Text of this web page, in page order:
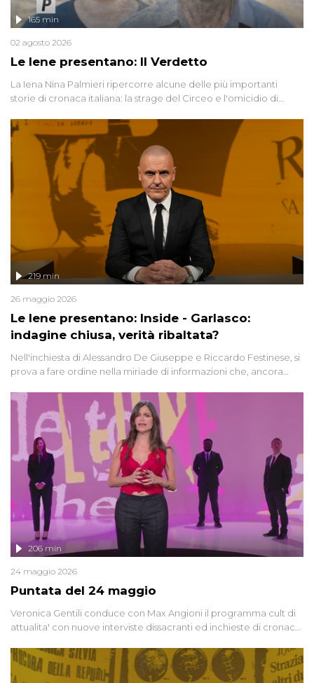
Le Iene presentano: Il Verdetto
165 min
02 agosto 2026
La Iena Nina Palmieri ripercorre alcune delle più importanti
storie di cronaca italiana: la strage del Circeo e l'omicidio di
Le Iene presentano: Inside - Garlasco:
indagine chiusa, verità ribaltata?
219 min
26 maggio 2026
Nell'inchiesta di Alessandro De Giuseppe e Riccardo Festinese, si
prova a fare ordine nella miriade di informazioni che, ancora
giudiziarie più discusse degli ultimi anni. Lo speciale ricostruisce la
vicenda mettendo in fila testimonianze, errori, dettagli
controversi e i protagonisti di un'indagine che sembra non avere
fine.
Puntata del 24 maggio
206 min
24 maggio 2026
Veronica Gentili conduce con Max Angioni il programma cult di
attualita' con nuove interviste dissacranti ed inchieste di cronaca